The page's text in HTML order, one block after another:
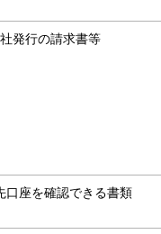
発行の請求書等
口座を確認できる書類